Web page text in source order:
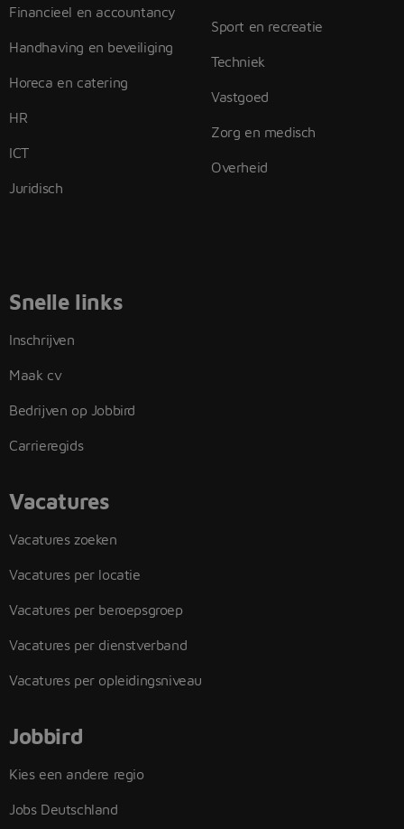
Financieel en accountancy
Handhaving en beveiliging
Horeca en catering
HR
ICT
Juridisch
Sport en recreatie
Techniek
Vastgoed
Zorg en medisch
Overheid
Snelle links
Inschrijven
Maak cv
Bedrijven op Jobbird
Carrieregids
Vacatures
Vacatures zoeken
Vacatures per locatie
Vacatures per beroepsgroep
Vacatures per dienstverband
Vacatures per opleidingsniveau
Jobbird
Kies een andere regio
Jobs Deutschland